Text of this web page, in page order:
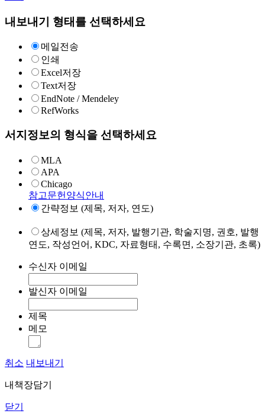
내보내기 형태를 선택하세요
메일전송
인쇄
Excel저장
Text저장
EndNote / Mendeley
RefWorks
서지정보의 형식을 선택하세요
MLA
APA
Chicago
참고문헌양식안내
간략정보 (제목, 저자, 연도)
상세정보 (제목, 저자, 발행기관, 학술지명, 권호, 발행
연도, 작성언어, KDC, 자료형태, 수록면, 소장기관, 초록)
수신자 이메일
발신자 이메일
제목
메모
취소 내보내기
내책장담기
닫기